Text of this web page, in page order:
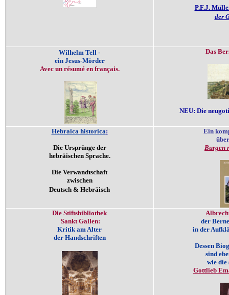
P.F.J.
der
Wilhelm Tell -
ein Jesus-Mörder
Avec un résumé en français.
NEU: Die
Hebraica historica:
Die Ursprünge der
hebräischen Sprache.
Die Verwandtschaft
zwischen
Deutsch & Hebräisch
Ein
Burgen
Die Stiftsbibliothek
Sankt Gallen:
Kritik am Alter
der Handschriften
der
in der
Dessen
sind
wie die
Gottlieb